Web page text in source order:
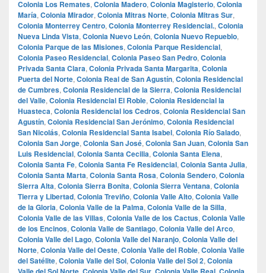
Colonia Los Remates, Colonia Madero, Colonia Magisterio, Colonia
María, Colonia Mirador, Colonia Mitras Norte, Colonia Mitras Sur,
Colonia Monterrey Centro, Colonia Monterrey Residencial., Colonia
Nueva Linda Vista, Colonia Nuevo León, Colonia Nuevo Repueblo,
Colonia Parque de las Misiones, Colonia Parque Residencial,
Colonia Paseo Residencial, Colonia Paseo San Pedro, Colonia
Privada Santa Clara, Colonia Privada Santa Margarita, Colonia
Puerta del Norte, Colonia Real de San Agustín, Colonia Residencial
de Cumbres, Colonia Residencial de la Sierra, Colonia Residencial
del Valle, Colonia Residencial El Roble, Colonia Residencial la
Huasteca, Colonia Residencial los Cedros, Colonia Residencial San
Agustín, Colonia Residencial San Jerónimo, Colonia Residencial
San Nicolás, Colonia Residencial Santa Isabel, Colonia Río Salado,
Colonia San Jorge, Colonia San José, Colonia San Juan, Colonia San
Luis Residencial, Colonia Santa Cecilia, Colonia Santa Elena,
Colonia Santa Fe, Colonia Santa Fe Residencial, Colonia Santa Julia,
Colonia Santa Marta, Colonia Santa Rosa, Colonia Sendero, Colonia
Sierra Alta, Colonia Sierra Bonita, Colonia Sierra Ventana, Colonia
Tierra y Libertad, Colonia Treviño, Colonia Valle Alto, Colonia Valle
de la Gloria, Colonia Valle de la Palma, Colonia Valle de la Silla,
Colonia Valle de las Villas, Colonia Valle de los Cactus, Colonia Valle
de los Encinos, Colonia Valle de Santiago, Colonia Valle del Arco,
Colonia Valle del Lago, Colonia Valle del Naranjo, Colonia Valle del
Norte, Colonia Valle del Oeste, Colonia Valle del Roble, Colonia Valle
del Satélite, Colonia Valle del Sol, Colonia Valle del Sol 2, Colonia
, , ,